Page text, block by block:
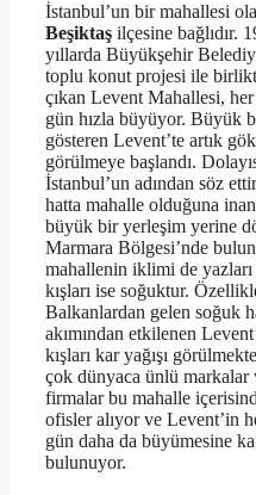
İstanbul’un bir mahallesi
Beşiktaş ilçesine bağlıdır.
yıllarda Büyükşehir
toplu konut projesi ile
çıkan Levent Mahallesi, her
gün hızla büyüyor. Büyük
gösteren Levent’te artık
görülmeye başlandı.
İstanbul’un adından söz
hatta mahalle olduğuna
büyük bir yerleşim yerine
Marmara Bölgesi’nde
mahallenin iklimi de yazları
kışları ise soğuktur.
Balkanlardan gelen soğuk
akımından etkilenen
kışları kar yağışı
çok dünyaca ünlü markalar
firmalar bu mahalle
ofisler alıyor ve Levent’in
gün daha da büyümesine
bulunuyor.